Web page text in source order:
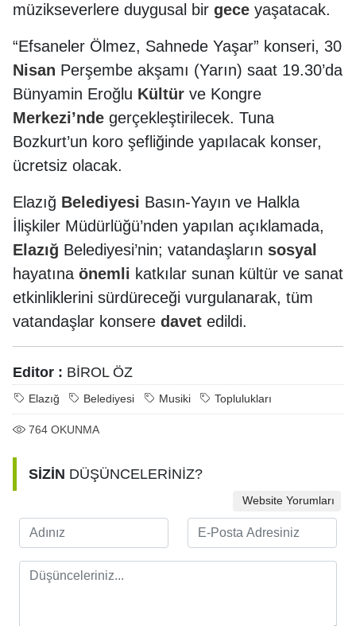
müzikseverlere duygusal bir gece yaşatacak.
“Efsaneler Ölmez, Sahnede Yaşar” konseri, 30
Nisan Perşembe akşamı (Yarın) saat 19.30’da
Bünyamin Eroğlu Kültür ve Kongre
Merkezi’nde gerçekleştirilecek. Tuna
Bozkurt’un koro şefliğinde yapılacak konser,
ücretsiz olacak.
Elazığ Belediyesi Basın-Yayın ve Halkla
İlişkiler Müdürlüğü’nden yapılan açıklamada,
Elazığ Belediyesi’nin; vatandaşların sosyal
hayatına önemli katkılar sunan kültür ve sanat
etkinliklerini sürdüreceği vurgulanarak, tüm
vatandaşlar konsere davet edildi.
Editor : BİROL ÖZ
Elazığ Belediyesi Musiki Toplulukları
764 OKUNMA
SİZİN DÜŞÜNCELERİNİZ?
Website Yorumları